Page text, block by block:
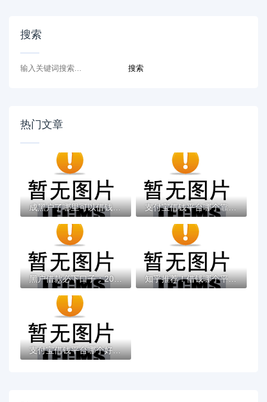
搜索
热门文章
成黑户了哪里可以借钱急用啊，2025五大专属... 支付宝借钱平台哪个靠谱？实测这5款低息灵活...
黑户借款必下口子：2025推荐5个通过率100%的... 知乎推荐！借钱哪个平台靠谱？这5个低息正规...
支付宝借钱平台哪个好？实测推荐这3个靠谱低...